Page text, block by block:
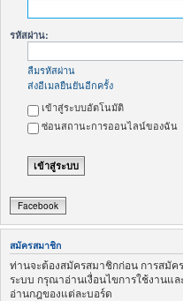
รหัสผ่าน:
ลืมรหัสผ่าน
ส่งอีเมลยืนยันอีกครั้ง
เข้าสู่ระบบอัตโนมัติ
ซ่อนสถานะการออนไลน์ของฉัน
Facebook
สมัครสมาชิก
ท่านจะต้องสมัครสมาชิกก่อน การสมัค
ระบบ กรุณาอ่านเงื่อนไขการใช้งานแ
อ่านกฎของแต่ละบอร์ด